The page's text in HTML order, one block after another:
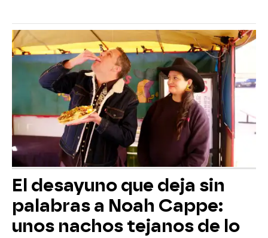
El desayuno que deja sin
palabras a Noah Cappe:
unos nachos tejanos de lo